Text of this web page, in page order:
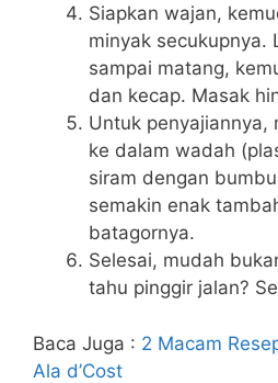
Siapkan wajan,
minyak secukupnya.
sampai matang,
dan kecap. Masak
Untuk penyajiannya,
ke dalam wadah
siram dengan
semakin enak
batagornya.
Selesai, mudah
tahu pinggir jalan?
Baca Juga : 2 Macam
Ala d’Cost